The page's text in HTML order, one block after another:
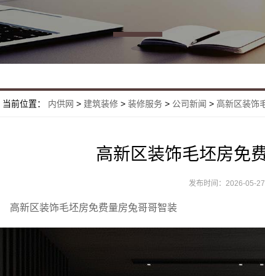
当前位置： 内供网 > 建筑装修 > 装修服务 > 公司新闻 > 高新区装饰
高新区装饰毛坯房免
发布时间：2026-05-
高新区装饰毛坯房免费量房兔哥哥智装